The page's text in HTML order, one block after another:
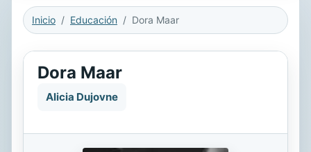
Inicio Educación Dora Maar
Dora Maar
Alicia Dujovne